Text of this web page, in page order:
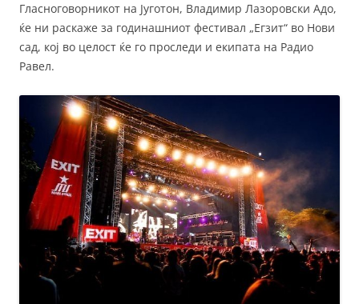
c
e
b
o
o
k
itt
er
ai
l
ss
e
g
er
Гласноговорникот на Југотон, Владимир Лазоровски Адо,
ќе ни раскаже за годинашниот фестивал „Егзит“ во Нови
сад, кој во целост ќе го проследи и екипата на Радио
Равел.